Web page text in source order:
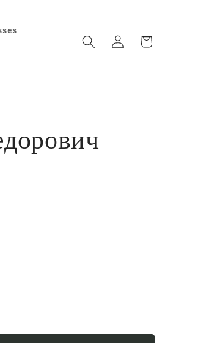
Log
in
Cart